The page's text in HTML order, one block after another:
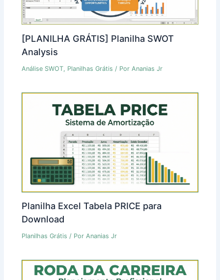
[PLANILHA GRÁTIS] Planilha SWOT
Analysis
Análise SWOT, Planilhas Grátis / PorAnanias Jr
Planilha Excel Tabela PRICE para
Download
Planilhas Grátis / PorAnanias Jr